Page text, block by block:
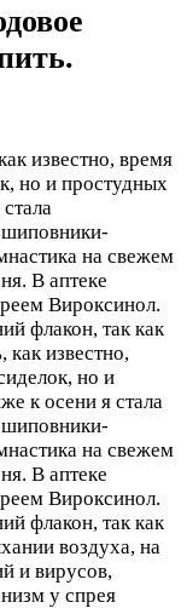
известно, время
но и простудных
шиповники-
на свежем
В аптеке
Вироксинол.
флакон, так как
как известно,
но и
к осени я стала
шиповники-
на свежем
В аптеке
Вироксинол.
флакон, так как
воздуха, на
и вирусов,
у спрея